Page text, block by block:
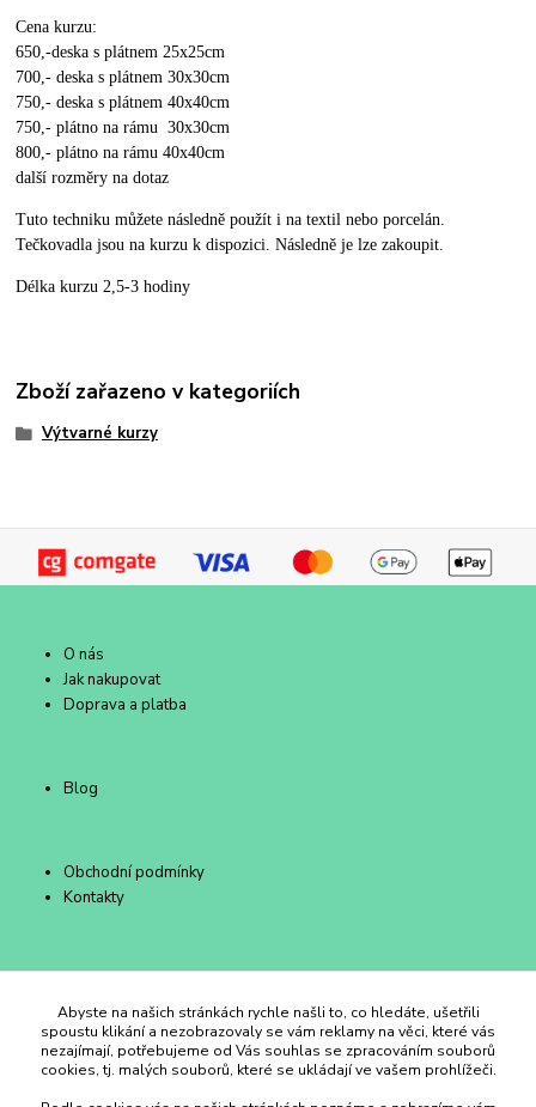
Cena kurzu:
650,-deska s plátnem 25x25cm
700,- deska s plátnem 30x30cm
750,- deska s plátnem 40x40cm
750,- plátno na rámu 30x30cm
800,- plátno na rámu 40x40cm
další rozměry na dotaz
Tuto techniku můžete následně použít i na textil nebo porcelán.
Tečkovadla jsou na kurzu k dispozici. Následně je lze zakoupit.
Délka kurzu 2,5-3 hodiny
Zboží zařazeno v kategoriích
Výtvarné kurzy
O nás
Jak nakupovat
Doprava a platba
Blog
Obchodní podmínky
Kontakty
Duhový Ateliér Kroměříž
+420 734 258 002
Abyste na našich stránkách rychle našli to, co hledáte, ušetřili
spoustu klikání a nezobrazovaly se vám reklamy na věci, které vás
nezajímají, potřebujeme od Vás souhlas se zpracováním souborů
cookies, tj. malých souborů, které se ukládají ve vašem prohlížeči.